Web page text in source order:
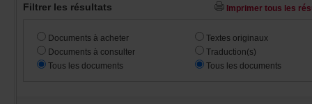
Filtrerlesrésultats
Documentsàacheter
Documentsàconsulter
Touslesdocuments
Textesoriginaux
Traduction(s)
Touslesdocuments